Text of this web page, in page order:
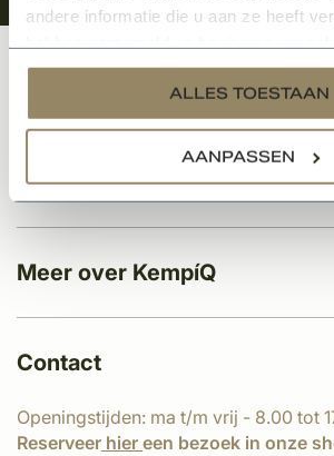
andere informatie die u aan ze heeft
services.
ALLES TOESTAAN
AANPASSEN
Meer over KempíQ
Klantenservice
Categorieën
Contact
Openingstijden: ma t/m vrij - 8.00 tot
Reserveer hier een bezoek in onze